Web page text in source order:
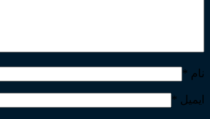
نام *
ایمیل *